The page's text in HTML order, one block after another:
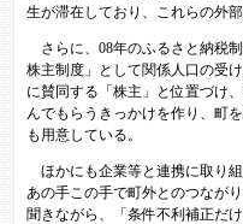
生が滞在しており、これらの外
さらに、08年のふるさと納税
株主制度」として関係人口の受
に賛同する「株主」と位置づけ
んでもらうきっかけを作り、町
も用意している。
ほかにも企業等と連携に取り
あの手この手で町外とのつなが
聞きながら、「条件不利補正だ